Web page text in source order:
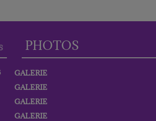
PHOTOS
GALERIE
GALERIE
GALERIE
GALERIE